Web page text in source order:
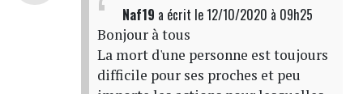
Naf19 a écrit le 12/10/2020 à 09h25
Bonjour à tous
La mort d'une personne est toujours
difficile pour ses proches et peu